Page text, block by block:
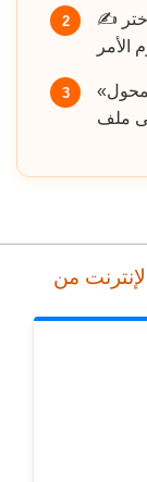
2 ✍️ اختر XLS كتنسيق
3